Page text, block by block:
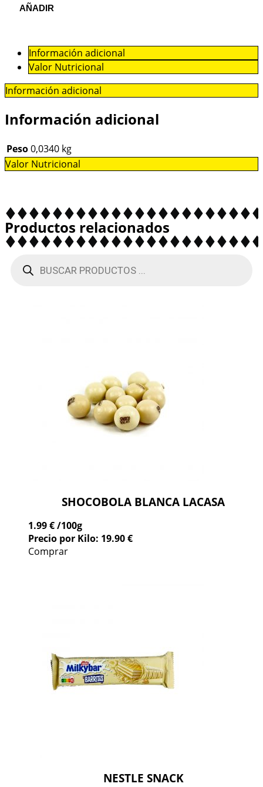
AÑADIR
Información adicional
Valor Nutricional
Información adicional
Información adicional
Peso0,0340 kg
Valor Nutricional
Productos relacionados
SHOCOBOLA BLANCA LACASA
1.99 €/100g
Precio por Kilo: 19.90 €
Comprar
NESTLE SNACK